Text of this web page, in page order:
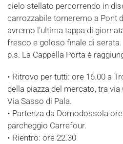
cielo stellato percorrendo in
carrozzabile torneremo a Pont
avremo l’ultima tappa di
fresco e goloso finale di serata.
p.s. La Cappella Porta è
• Ritrovo per tutti: ore 16.00 a
della piazza del mercato, tra
Via Sasso di Pala.
• Partenza da Domodossola
parcheggio Carrefour.
• Rientro: ore 22.30